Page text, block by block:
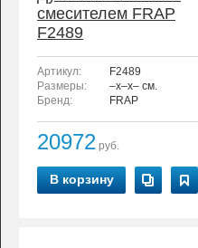
смесителем FRAP
F2489
Артикул:
F2489
Размеры:
–x–x– см.
Бренд:
FRAP
20972 руб.
В корзину